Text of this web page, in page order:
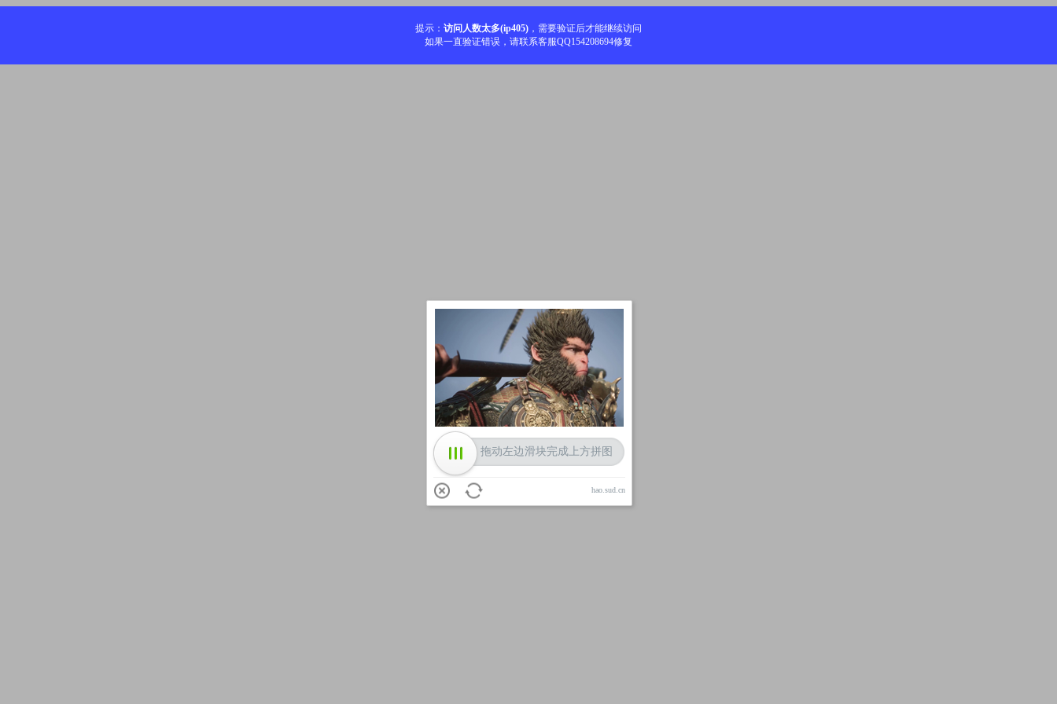
提示： 访问人数太多(ip405) ，需要验证后才能继续访问
如果一直验证错误，请联系客服QQ154208694修复
加载中
拖动左边滑块完成上方拼图
hao.sud.cn